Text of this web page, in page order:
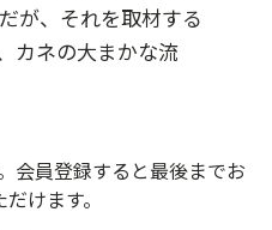
が、それを取材する
カネの大まかな流
会員登録すると最後までお
けます。